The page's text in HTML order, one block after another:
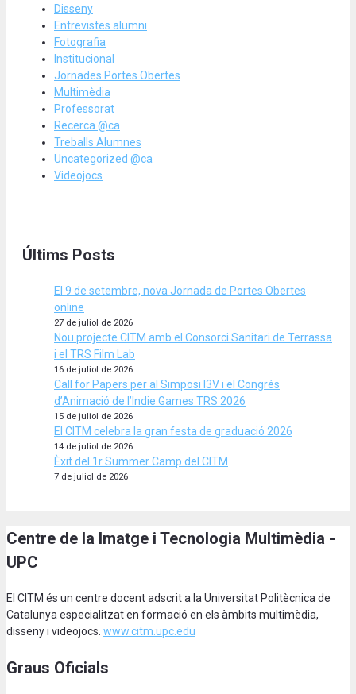
Disseny
Entrevistes alumni
Fotografia
Institucional
Jornades Portes Obertes
Multimèdia
Professorat
Recerca @ca
Treballs Alumnes
Uncategorized @ca
Videojocs
Últims Posts
El 9 de setembre, nova Jornada de Portes Obertes
online
27 de juliol de 2026
Nou projecte CITM amb el Consorci Sanitari de Terrassa
i el TRS Film Lab
16 de juliol de 2026
Call for Papers per al Simposi I3V i el Congrés
d’Animació de l’Indie Games TRS 2026
15 de juliol de 2026
El CITM celebra la gran festa de graduació 2026
14 de juliol de 2026
Èxit del 1r Summer Camp del CITM
7 de juliol de 2026
Centre de la Imatge i Tecnologia Multimèdia -
UPC
El CITM és un centre docent adscrit a la Universitat Politècnica de
Catalunya especialitzat en formació en els àmbits multimèdia,
disseny i videojocs. www.citm.upc.edu
Graus Oficials